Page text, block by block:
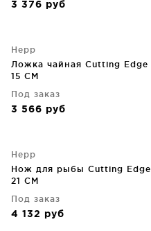
3 376 руб
Hepp
Ложка чайная Cutting Edge
15 CM
Под заказ
3 566 руб
Hepp
Нож для рыбы Cutting Edge
21 CM
Под заказ
4 132 руб